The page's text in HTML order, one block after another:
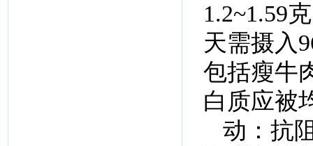
1.2~1.59
天需摄入
包括瘦牛
白质应被
动：抗